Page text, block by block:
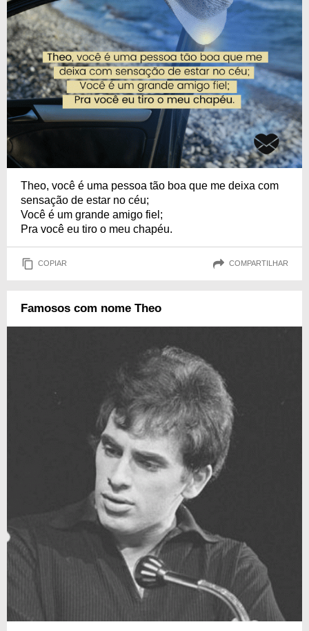
Theo, você é uma pessoa tão boa que me deixa com
sensação de estar no céu;
Você é um grande amigo fiel;
Pra você eu tiro o meu chapéu.
COPIAR COMPARTILHAR
Famosos com nome Theo